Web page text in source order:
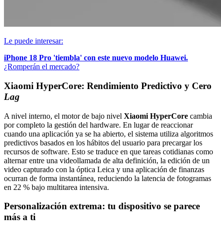
Le puede interesar:
iPhone 18 Pro 'tiembla' con este nuevo modelo Huawei.
¿Romperán el mercado?
Xiaomi HyperCore: Rendimiento Predictivo y Cero
Lag
A nivel interno, el motor de bajo nivel Xiaomi HyperCore cambia
por completo la gestión del hardware. En lugar de reaccionar
cuando una aplicación ya se ha abierto, el sistema utiliza algoritmos
predictivos basados en los hábitos del usuario para precargar los
recursos de software. Esto se traduce en que tareas cotidianas como
alternar entre una videollamada de alta definición, la edición de un
video capturado con la óptica Leica y una aplicación de finanzas
ocurran de forma instantánea, reduciendo la latencia de fotogramas
en 22 % bajo multitarea intensiva.
Personalización extrema: tu dispositivo se parece
más a ti